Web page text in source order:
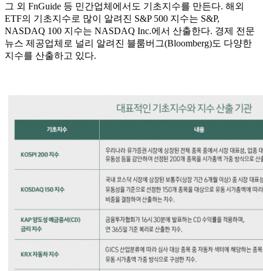
그 외 FnGuide 등 민간업체에서도 기초지수를 만든다. 해외
ETF의 기초지수로 많이 알려진 S&P 500 지수는 S&P,
NASDAQ 100 지수는 NASDAQ Inc.에서 산출한다. 경제 전문
뉴스 제공업체로 널리 알려진 블룸버그(Bloomberg)도 다양한
지수를 산출하고 있다.